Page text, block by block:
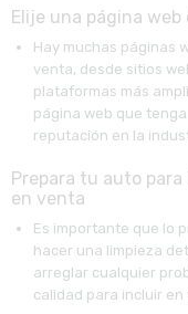
Elije una página
Hay muchas páginas
venta, desde sitios
plataformas más
página web que
reputación en la
Prepara tu auto
en venta
Es importante que lo
hacer una limpieza
arreglar cualquier
calidad para incluir en